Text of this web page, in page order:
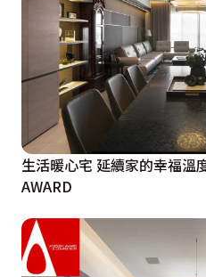
生活暖心宅 延續家的幸福溫
AWARD